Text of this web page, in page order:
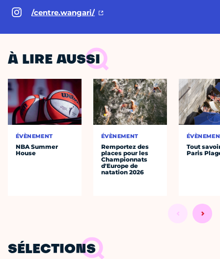
/centre.wangari/
À LIRE AUSSI
ÉVÈNEMENT
NBA Summer
House
ÉVÈNEMENT
Remportez des
places pour les
Championnats
d'Europe de
natation 2026
Tout
Paris
SÉLECTIONS